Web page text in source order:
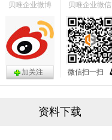
贝唯企业微博
加关注
贝唯企业微信
微信扫一扫
资料下载